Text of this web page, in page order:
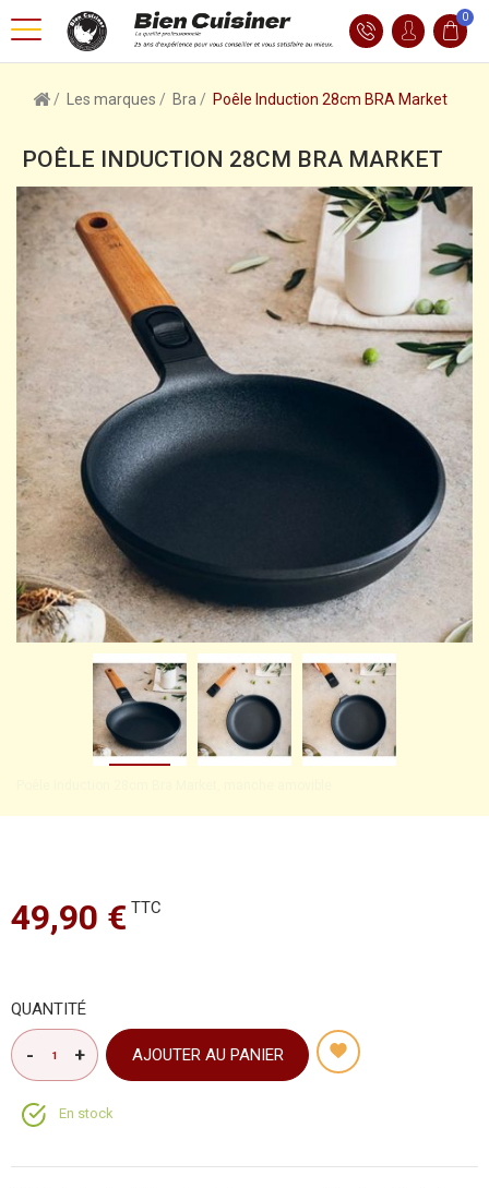
0
Les marques Bra Poêle Induction 28cm BRA Market
POÊLE INDUCTION 28CM BRA MARKET
49,90 € TTC
QUANTITÉ
AJOUTER AU PANIER
En stock